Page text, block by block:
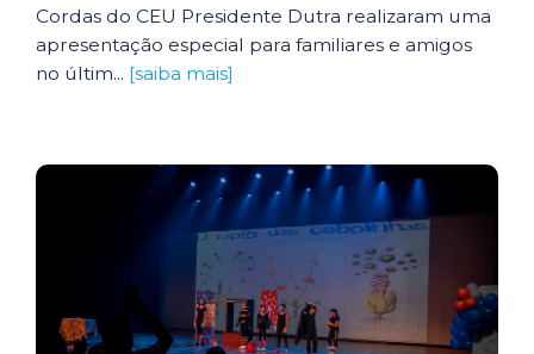
Cordas do CEU Presidente Dutra realizaram uma
apresentação especial para familiares e amigos
no últim... [saiba mais]